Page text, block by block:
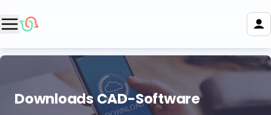
Downloads CAD-Software